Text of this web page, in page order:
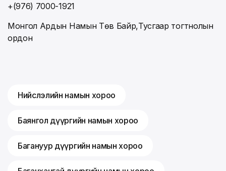
+(976) 7000-1921
Монгол Ардын Намын Төв Байр,Тусгаар тогтнолын
ордон
Нийслэлийн намын хороо
Баянгол дүүргийн намын хороо
Багануур дүүргийн намын хороо